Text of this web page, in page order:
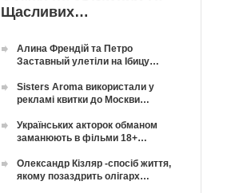
Щасливих…
Алина Френдій та Петро
Заставный улетіли на Ібицу…
Sisters Aroma використали у
рекламі квитки до Москви…
Українських акторок обманом
заманюють в фільми 18+…
Олександр Кізляр -спосіб життя,
якому позаздрить олігарх…